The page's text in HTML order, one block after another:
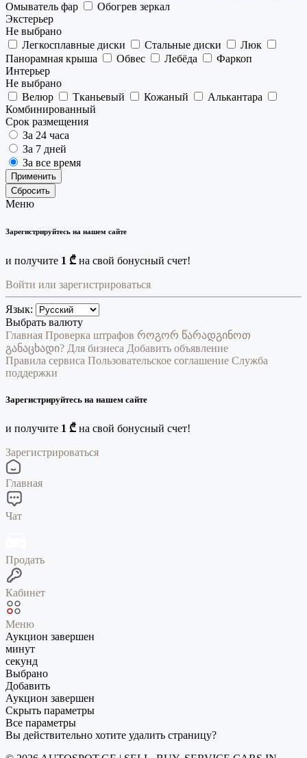
Омыватель фар
Обогрев зеркал
Экстерьер
Не выбрано
Легкосплавные диски
Стальные диски
Люк
Панорамная крыша
Обвес Лебёда
Фаркоп
Интерьер
Не выбрано
Велюр
Тканьевый Кожаный
Алькантара
Комбинированный
Срок размещения
За 24 часа
За 7 дней
За все время
Применить
Сбросить
Меню
Зарегистрируйтесь на нашем сайте
и получите 1 ₾ на свой бонусный счет!
Войти или зарегистрироваться
Язык:
Выбрать валюту
Главная Проверка штрафов როგორ წარადგინოთ
განაცხადი? Для бизнеса Добавить объявление
Правила сервиса Пользовательское соглашение Служба
поддержки
Зарегистрируйтесь на нашем сайте
и получите 1 ₾ на свой бонусный счет!
Зарегистрироваться
Главная
Чат
Продать
Кабинет
Меню
Аукцион завершен
минут
секунд
Выбрано
Добавить
Аукцион завершен
Скрыть параметры
Все параметры
Вы действительно хотите удалить страницу?